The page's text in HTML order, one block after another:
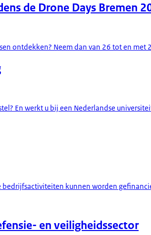
de Drone Days Bremen
ontdekken? Neem dan van 26 tot en met
En werkt u bij een Nederlandse
kunnen worden
en veiligheidssector